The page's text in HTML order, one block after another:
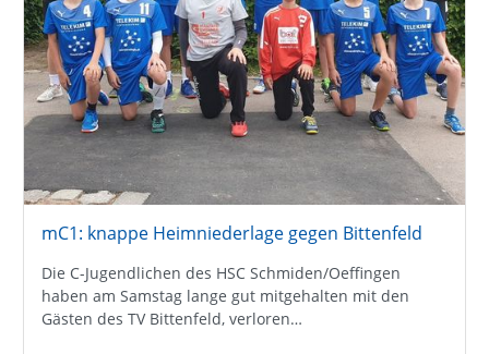
mC1: knappe Heimniederlage gegen Bittenfeld
Die C-Jugendlichen des HSC Schmiden/Oeffingen
haben am Samstag lange gut mitgehalten mit den
Gästen des TV Bittenfeld, verloren…